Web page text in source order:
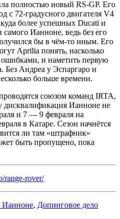
полностью новый RS-GP. Его
с 72-градусного двигателя V4
более успешных Ducati и
Ианноне, ведь без его
бы в чём-то иным. Его
Aprilia понять, насколько
ошибками, и наметить первую
Без Андреа у Эспаргаро и
больше времени.
союзом команд IRTA,
дисквалификация Ианноне не
и 7 — 9 февраля на
в Катаре. Сезон начнётся
ли там «штрафник»
быть пропущено, пока
range-rover/
Ианноне, Допинговое дело